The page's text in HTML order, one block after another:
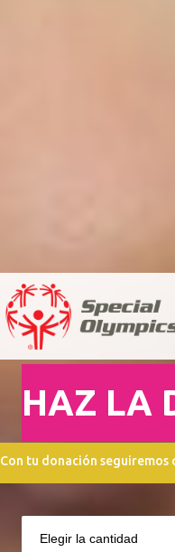
HAZ LA
Con tu donación seguiremos